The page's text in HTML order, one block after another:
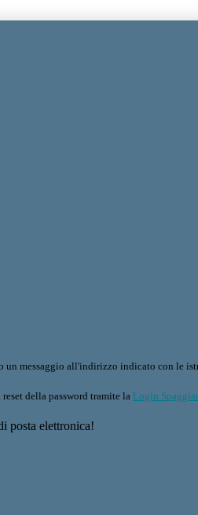
un messaggio all'indirizzo indicato con le
della password tramite la Login
posta elettronica!